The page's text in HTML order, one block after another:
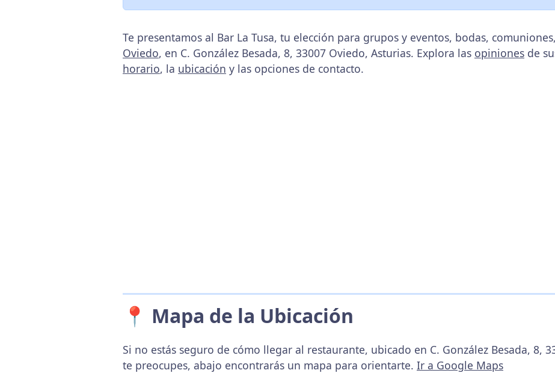
Te presentamos al Bar La Tusa, tu elección para grupos y eventos, bodas,
Oviedo, en C. González Besada, 8, 33007 Oviedo, Asturias. Explora las opiniones de
horario, la ubicación y las opciones de contacto.
📍 Mapa de la Ubicación
Si no estás seguro de cómo llegar al restaurante, ubicado en C. González Besada, 8,
te preocupes, abajo encontrarás un mapa para orientarte. Ir a Google Maps